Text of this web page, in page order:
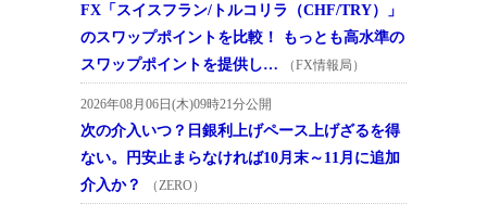
FX「スイスフラン/トルコリラ（CHF/TRY）」
のスワップポイントを比較！ もっとも高水準の
スワップポイントを提供し…
（FX情報局）
2026年08月06日(木)09時21分公開
次の介入いつ？日銀利上げペース上げざるを得
ない。円安止まらなければ10月末～11月に追加
介入か？
（ZERO）